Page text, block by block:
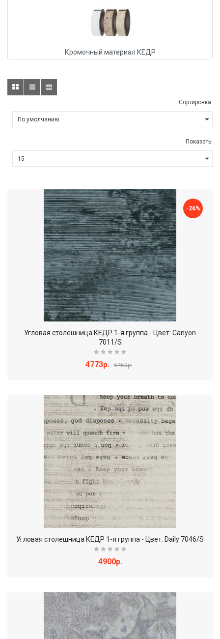
Кромочный материал КЕДР
Сортировка:
Показать:
-26%
Угловая столешница КЕДР 1-я группа - Цвет: Canyon
7011/S
4773р. 6450р.
Угловая столешница КЕДР 1-я группа - Цвет: Daily 7046/S
4900р.